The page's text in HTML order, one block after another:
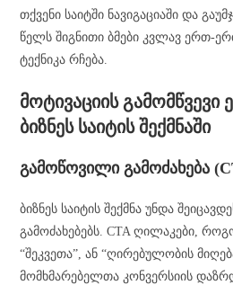
თქვენი საიტში ნავიგაციაში და
წელს შიგნითი ბმები კვლავ ერთ-
ტექნიკა რჩება.
მოტივაციის გამომწვევი
ბიზნეს საიტის შექმნაში
გამოწოვილი გამოძახება
ბიზნეს საიტის შექმნა უნდა
გამოძახებებს. CTA ღილაკები,
“შეკვეთა”, ან “ღირებულობის
მომხმარებელთა კონვერსიის